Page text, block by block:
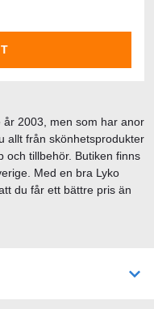
år 2003, men som har anor
allt från skönhetsprodukter
och tillbehör. Butiken finns
Med en bra Lyko
du får ett bättre pris än